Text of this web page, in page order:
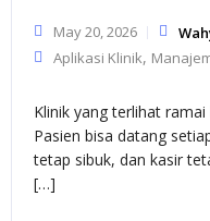
May 20, 2026
Aplikasi Klinik,
Klinik yang terlihat
Pasien bisa datang
tetap sibuk, dan kasir
[…]